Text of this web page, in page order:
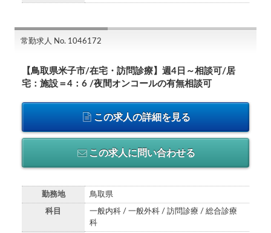
常勤求人 No. 1046172
【鳥取県米子市/在宅・訪問診療】週4日～相談可/居
宅：施設＝4：6 /夜間オンコールの有無相談可
この求人の詳細を見る
この求人に問い合わせる
勤務地 鳥取県
科目
一般内科 / 一般外科 / 訪問診療 / 総合診療
科